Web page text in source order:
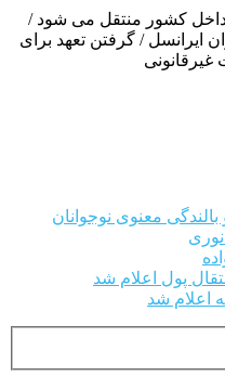
داخل کشور منتقل می شود /
/ گرفتن تعهد برای
غیرقانونی
معنوی نوجوانان
پول اعلام شد
اعلام شد